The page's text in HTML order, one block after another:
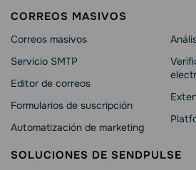
CORREOS MASIVOS
Correos masivos
Servicio SMTP
Editor de correos
Formularios de suscripción
Automatización de marketing
SOLUCIONES DE SENDPULSE